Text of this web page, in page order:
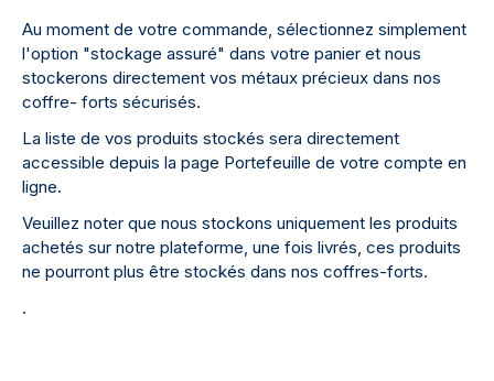
Au moment de votre commande, sélectionnez simplement
l'option "stockage assuré" dans votre panier et nous
stockerons directement vos métaux précieux dans nos
coffre- forts sécurisés.
La liste de vos produits stockés sera directement
accessible depuis la page Portefeuille de votre compte en
ligne.
Veuillez noter que nous stockons uniquement les produits
achetés sur notre plateforme, une fois livrés, ces produits
ne pourront plus être stockés dans nos coffres-forts.
.